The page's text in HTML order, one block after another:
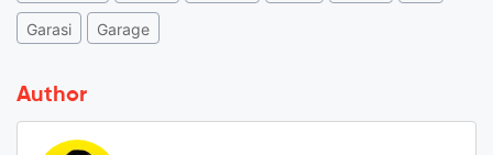
Garasi Garage
Author